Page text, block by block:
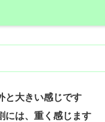
と大きい感じです
には、重く感じます